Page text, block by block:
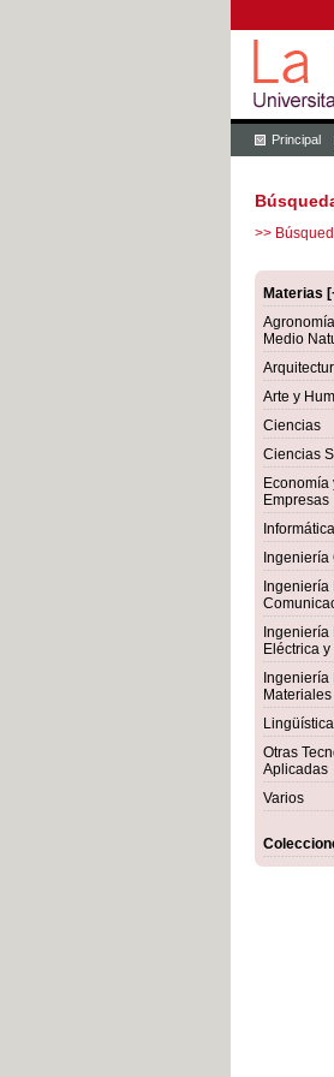
Principal
>>
Materias
Medio
Arte y
Ciencias
Ciencias
Economía
Empresas
Informática
Ingeniería
Ingeniería
Ingeniería
Eléctrica
Ingeniería
Materiales
Lingüística
Otras
Aplicadas
Varios